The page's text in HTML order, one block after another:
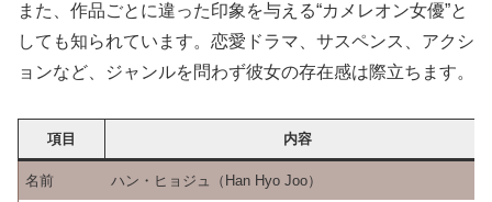
また、作品ごとに違った印象を与える“カメレオン女優”と
しても知られています。恋愛ドラマ、サスペンス、アクシ
ョンなど、ジャンルを問わず彼女の存在感は際立ちます。
項目 内容
名前 ハン・ヒョジュ（Han Hyo Joo）